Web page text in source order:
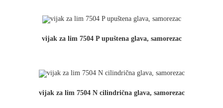
vijak za lim 7504 P upuštena glava, samorezac
vijak za lim 7504 N cilindrična glava, samorezac